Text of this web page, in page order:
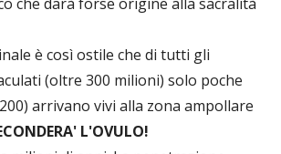
è così ostile che di tutti gli
(oltre 300 milioni) solo poche
arrivano vivi alla zona ampollare
L'OVULO!